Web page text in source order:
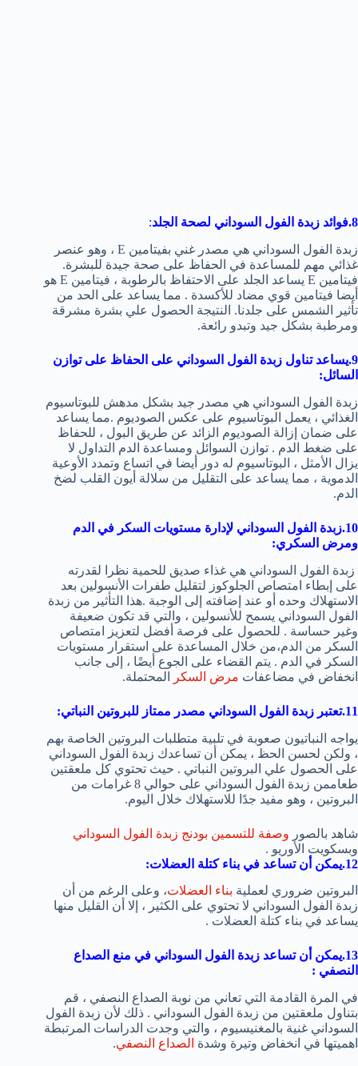
8.فوائد زبدة الفول السوداني لصحة الجلد
:
زبدة الفول السوداني هي مصدر غني بفيتامين E ، وهو عنصر
غذائي مهم للمساعدة في الحفاظ على صحة جيدة للبشرة.
فيتامين E يساعد الجلد على الاحتفاظ بالرطوبة ، فيتامين E هو
أيضا فيتامين قوي مضاد للأكسدة . مما يساعد على الحد من
تأثير الشمس على جلدنا. النتيجة الحصول علي بشرة مشرقة
ومرطبة بشكل جيد وتبدو رائعة.
9.يساعد تناول زبدة الفول السوداني على الحفاظ على توازن
السائل:
زبدة الفول السوداني هي مصدر جيد بشكل مدهش للبوتاسيوم
الغذائي ، يعمل البوتاسيوم على عكس الصوديوم .مما يساعد
على ضمان إزالة الصوديوم الزائد عن طريق البول ، للحفاظ
على ضغط الدم . توازن السوائل ومساعدة الدم التداول لا
يزال الأمثل ، البوتاسيوم له دور أيضا في اتساع وتمدد الأوعية
الدموية ، مما يساعد على التقليل من سلالة أيون القلب لضخ
الدم.
10.زبدة الفول السوداني لإدارة مستويات السكر في الدم
ومرض السكري:
زبدة الفول السوداني هي غذاء صديق للحمية نظرا لقدرته
على إبطاء امتصاص الجلوكوز لتقليل طفرات الأنسولين بعد
الاستهلاك وحده أو عند إضافته إلى الوجبة .هذا التأثير من زبدة
الفول السوداني يسمح للأنسولين ، والتي قد تكون ضعيفة
وغير حساسة . للحصول على فرصة أفضل لتعزيز امتصاص
السكر من الدم،من خلال المساعدة على استقرار مستويات
السكر في الدم . يتم القضاء على الجوع أيضًا ، إلى جانب
انخفاض في مضاعفات مرض السكر المحتملة.
11.تعتبر زبدة الفول السوداني مصدر ممتاز للبروتين النباتي:
يواجه النباتيون صعوبة في تلبية متطلبات البروتين الخاصة بهم
، ولكن لحسن الحظ ، يمكن أن تساعدك زبدة الفول السوداني
على الحصول علي البروتين النباتي . حيث تحتوي كل ملعقتين
طعاممن زبدة الفول السوداني على حوالي 8 غرامات من
البروتين ، وهو مفيد جدًا للاستهلاك خلال اليوم.
شاهد بالصور وصفة للتسمين بودنج زبدة الفول السوداني
وبسكويت الأوريو .
12.يمكن أن تساعد في بناء كتلة العضلات:
البروتين ضروري لعملية بناء العضلات، وعلى الرغم من أن
زبدة الفول السوداني لا تحتوي على الكثير ، إلا أن القليل منها
يساعد في بناء كتلة العضلات .
13.يمكن أن تساعد زبدة الفول السوداني في منع الصداع
النصفي :
في المرة القادمة التي تعاني من نوبة الصداع النصفي ، قم
بتناول ملعقتين من زبدة الفول السوداني . ذلك لأن زبدة الفول
السوداني غنية بالمغنيسيوم ، والتي وجدت الدراسات المرتبطة
اهميتها في انخفاض وتيرة وشدة الصداع النصفي.